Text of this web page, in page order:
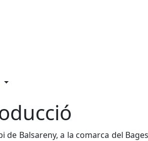
de Balsareny, a la comarca del